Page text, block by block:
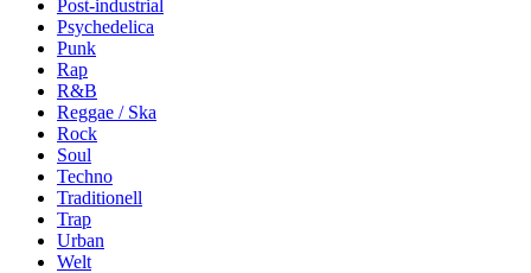
Post-industrial
Psychedelica
Punk
Rap
R&B
Reggae / Ska
Rock
Soul
Techno
Traditionell
Trap
Urban
Welt